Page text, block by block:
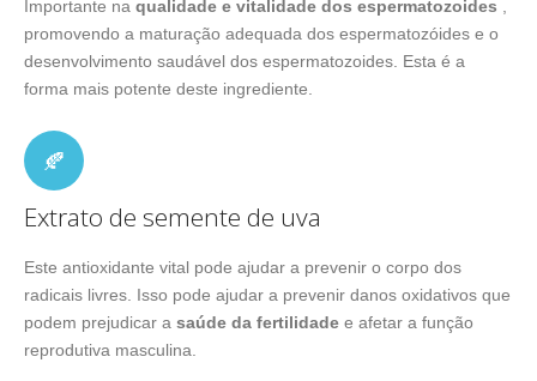
Importante na qualidade e vitalidade dos espermatozoides ,
promovendo a maturação adequada dos espermatozóides e o
desenvolvimento saudável dos espermatozoides. Esta é a
forma mais potente deste ingrediente.
Extrato de semente de uva
Este antioxidante vital pode ajudar a prevenir o corpo dos
radicais livres. Isso pode ajudar a prevenir danos oxidativos que
podem prejudicar a saúde da fertilidade e afetar a função
reprodutiva masculina.